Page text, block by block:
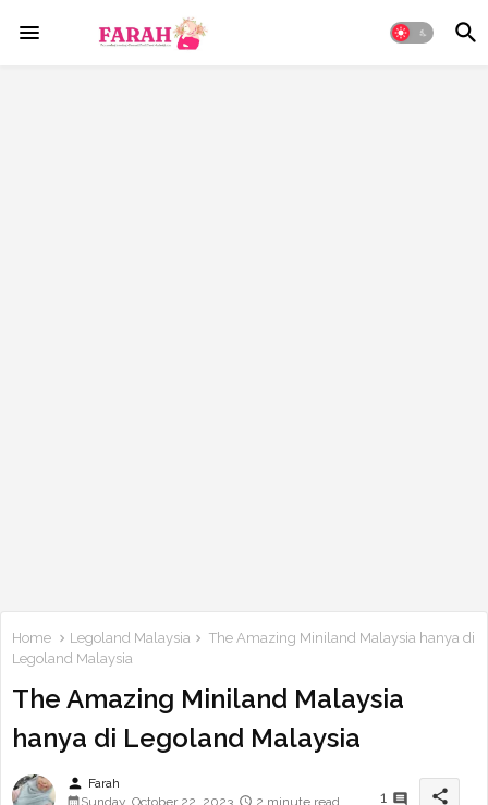
Home Legoland Malaysia
The Amazing Miniland Malaysia hanya di
Legoland Malaysia
The Amazing Miniland Malaysia
hanya di Legoland Malaysia
person Farah
Sunday, October 22, 2023
2 minute read 1 share